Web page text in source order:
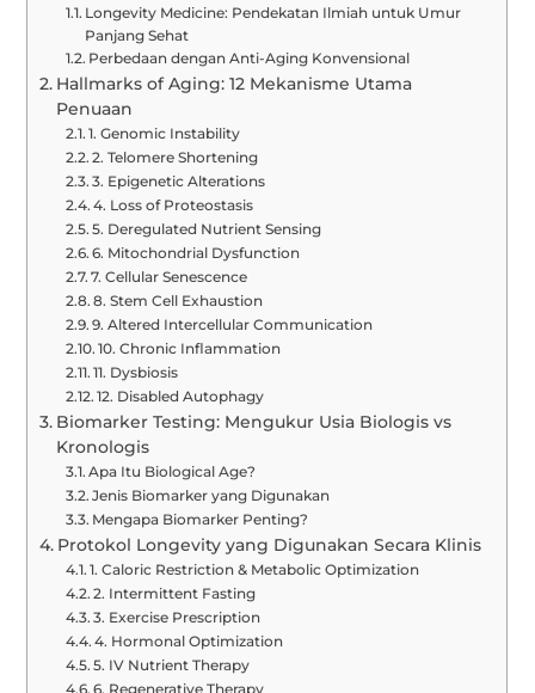
Longevity Medicine: Pendekatan Ilmiah untuk Umur
Panjang Sehat
Perbedaan dengan Anti-Aging Konvensional
Hallmarks of Aging: 12 Mekanisme Utama
Penuaan
1. Genomic Instability
2. Telomere Shortening
3. Epigenetic Alterations
4. Loss of Proteostasis
5. Deregulated Nutrient Sensing
6. Mitochondrial Dysfunction
7. Cellular Senescence
8. Stem Cell Exhaustion
9. Altered Intercellular Communication
10. Chronic Inflammation
11. Dysbiosis
12. Disabled Autophagy
Biomarker Testing: Mengukur Usia Biologis vs
Kronologis
Apa Itu Biological Age?
Jenis Biomarker yang Digunakan
Mengapa Biomarker Penting?
Protokol Longevity yang Digunakan Secara Klinis
1. Caloric Restriction & Metabolic Optimization
2. Intermittent Fasting
3. Exercise Prescription
4. Hormonal Optimization
5. IV Nutrient Therapy
6. Regenerative Therapy